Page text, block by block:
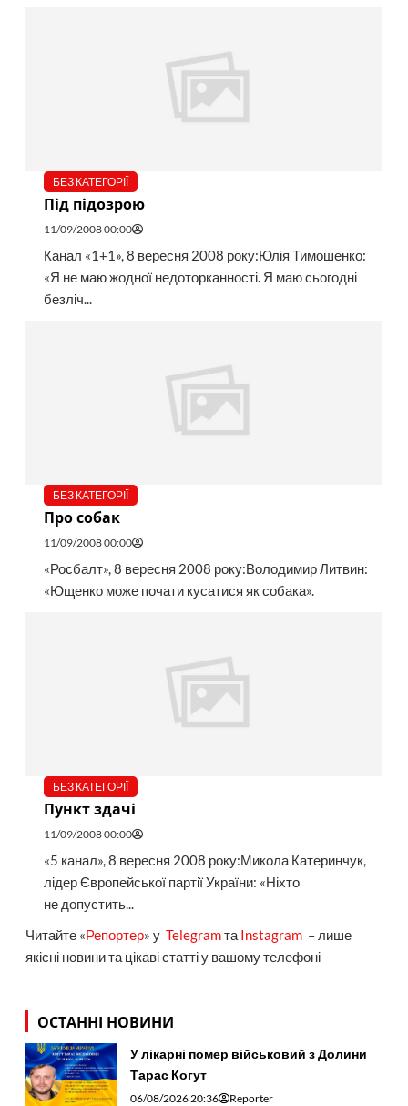
БЕЗ КАТЕГОРІЇ
Під підозрою
11/09/2008 00:00
Канал «1+1», 8 вересня 2008 року:Юлія Тимошенко:
«Я не маю жодної недоторканності. Я маю сьогодні
безліч...
БЕЗ КАТЕГОРІЇ
Про собак
11/09/2008 00:00
«Росбалт», 8 вересня 2008 року:Володимир Литвин:
«Ющенко може почати кусатися як собака».
БЕЗ КАТЕГОРІЇ
Пункт здачі
11/09/2008 00:00
«5 канал», 8 вересня 2008 року:Микола Катеринчук,
лідер Європейської партії України: «Ніхто
не допустить...
Читайте «Репортер» у Telegramта Instagram– лише
якісні новини та цікаві статті у вашому телефоні
ОСТАННІ НОВИНИ
У лікарні помер військовий з Долини
Тарас Когут
06/08/2026 20:36 Reporter